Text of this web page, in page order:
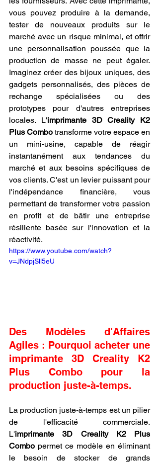
vous pouvez produire à la demande,
tester de nouveaux produits sur le
marché avec un risque minimal, et offrir
une personnalisation poussée que la
production de masse ne peut égaler.
Imaginez créer des bijoux uniques, des
gadgets personnalisés, des pièces de
rechange spécialisées ou des
prototypes pour d'autres entreprises
locales. L'imprimante 3D Creality K2
Plus Combo transforme votre espace en
un mini-usine, capable de réagir
instantanément aux tendances du
marché et aux besoins spécifiques de
vos clients. C'est un levier puissant pour
l'indépendance financière, vous
permettant de transformer votre passion
en profit et de bâtir une entreprise
résiliente basée sur l'innovation et la
réactivité.
https://www.youtube.com/watch?
v=JNdpjSll5eU
Des Modèles d'Affaires
Agiles : Pourquoi acheter une
imprimante 3D Creality K2
Plus Combo pour la
production juste-à-temps.
La production juste-à-temps est un pilier
de l'efficacité commerciale.
L'imprimante 3D Creality K2 Plus
Combo permet ce modèle en éliminant
le besoin de stocker de grands